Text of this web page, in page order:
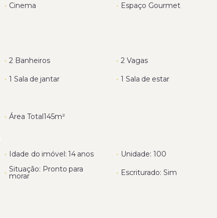
• Cinema • Espaço Gourmet
• 2 Banheiros • 2 Vagas
• 1 Sala de jantar • 1 Sala de estar
• Área Total145m²
• Idade do imóvel: 14 anos • Unidade: 100
• Situação: Pronto para
morar • Escriturado: Sim